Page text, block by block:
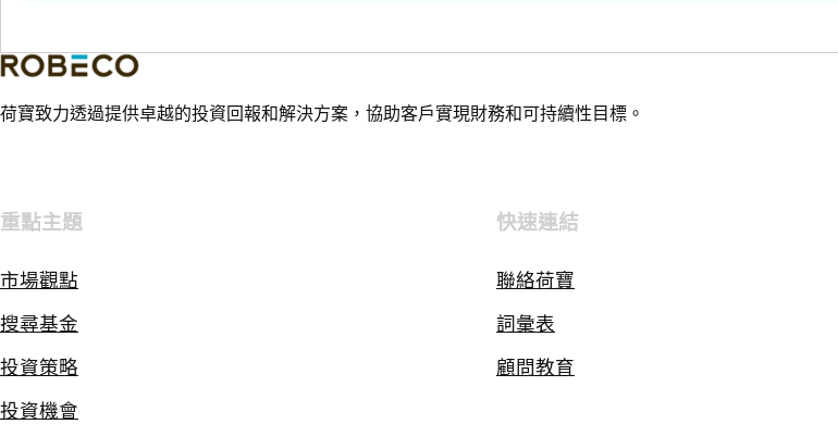
荷寶致力透過提供卓越的投資回報和解決方案，協助客戶實現財務和可持續性目標。
重點主題
市場觀點
搜尋基金
投資策略
投資機會
快速連結
聯絡荷寶
詞彙表
顧問教育